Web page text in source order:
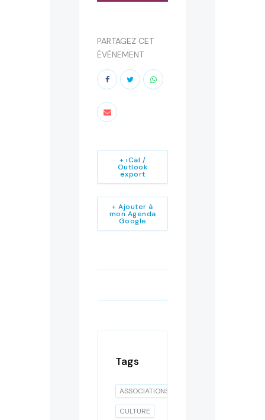
PARTAGEZ CET
ÉVÉNEMENT
+ Ajouter à
mon Agenda
Google
+ iCal /
Outlook
export
Tags
ASSOCIATIONS
CULTURE